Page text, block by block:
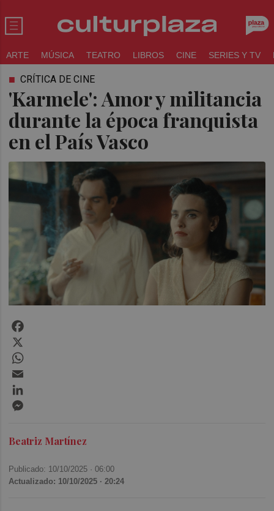
ARTE MÚSICA TEATRO LIBROS CINE SERIES Y TV
'Karmele': Amor y militancia
durante la época franquista
en el País Vasco
CRÍTICA DE CINE
Beatriz Martínez
Publicado: 10/10/2025 ·06:00
Actualizado: 10/10/2025 · 20:24